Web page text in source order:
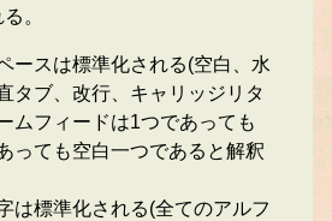
。
ースは標準化される(空白、水
タブ、改行、キャリッジリタ
ムフィードは1つであっても
っても空白一つであると解釈
は標準化される(全てのアルフ